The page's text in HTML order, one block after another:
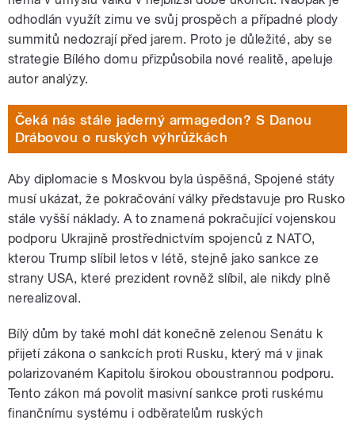
odhodlán využít zimu ve svůj prospěch a případné plody
summitů nedozrají před jarem. Proto je důležité, aby se
strategie Bílého domu přizpůsobila nové realitě, apeluje
autor analýzy.
Čeká nás stále jaderný armagedon? S Danou
Drábovou o ruských výhrůžkách
Aby diplomacie s Moskvou byla úspěšná, Spojené státy
musí ukázat, že pokračování války představuje pro Rusko
stále vyšší náklady. A to znamená pokračující vojenskou
podporu Ukrajině prostřednictvím spojenců z NATO,
kterou Trump slíbil letos v létě, stejně jako sankce ze
strany USA, které prezident rovněž slíbil, ale nikdy plně
nerealizoval.
Bílý dům by také mohl dát konečně zelenou Senátu k
přijetí zákona o sankcích proti Rusku, který má v jinak
polarizovaném Kapitolu širokou oboustrannou podporu.
Tento zákon má povolit masivní sankce proti ruskému
finančnímu systému i odběratelům ruských